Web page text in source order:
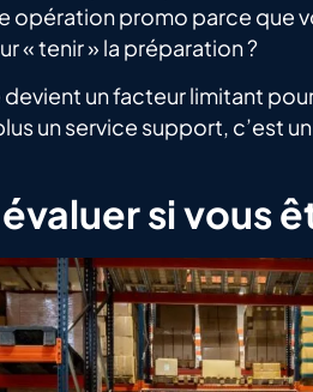
opération promo parce que
« tenir » la préparation ?
un facteur limitant
un service support, c’est
si vous